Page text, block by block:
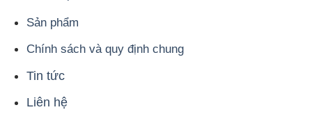
Sản phẩm
Chính sách và quy định chung
Tin tức
Liên hệ